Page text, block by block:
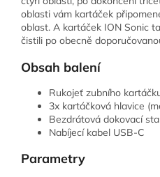
oblasti vám kartáček
oblast. A kartáček ION Sonic
čistili po obecně
Obsah balení
Rukojeť zubního
3x kartáčková hlavice
Bezdrátová dokovací
Nabíjecí kabel USB-C
Parametry